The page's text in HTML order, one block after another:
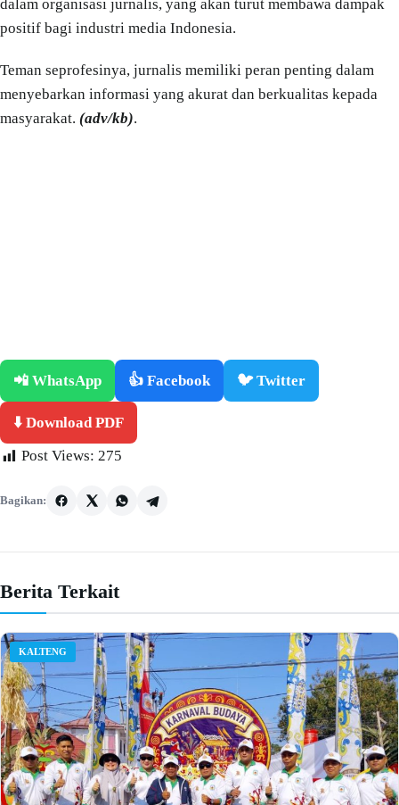
dalam organisasi jurnalis, yang akan turut membawa dampak
positif bagi industri media Indonesia.
Teman seprofesinya, jurnalis memiliki peran penting dalam
menyebarkan informasi yang akurat dan berkualitas kepada
masyarakat. (adv/kb).
📲 WhatsApp 👍 Facebook 🐦 Twitter
⬇️ Download PDF
Post Views: 275
Bagikan:
Berita Terkait
KALTENG